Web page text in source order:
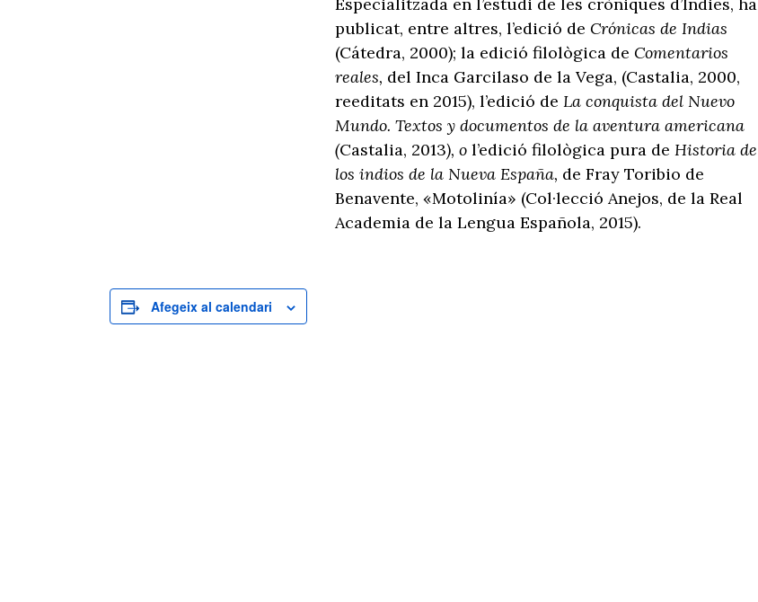
Especialitzada en l’estudi de les cròniques d’Índies, ha
publicat, entre altres, l’edició de Crónicas de Indias
(Cátedra, 2000); la edició filològica de Comentarios
reales, del Inca Garcilaso de la Vega, (Castalia, 2000,
reeditats en 2015), l’edició deLa conquista del Nuevo
Mundo. Textos y documentos de la aventura americana
(Castalia, 2013), ol’edició filològica pura deHistoria de
los indios de la Nueva España, de Fray Toribio de
Benavente, «Motolinía» (Col·lecció Anejos, de la Real
Academia de la Lengua Española, 2015).
Afegeix al calendari